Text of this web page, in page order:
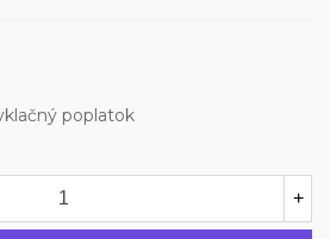
poplatok
+